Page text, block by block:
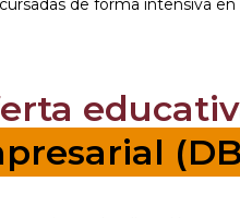
de forma intensiva